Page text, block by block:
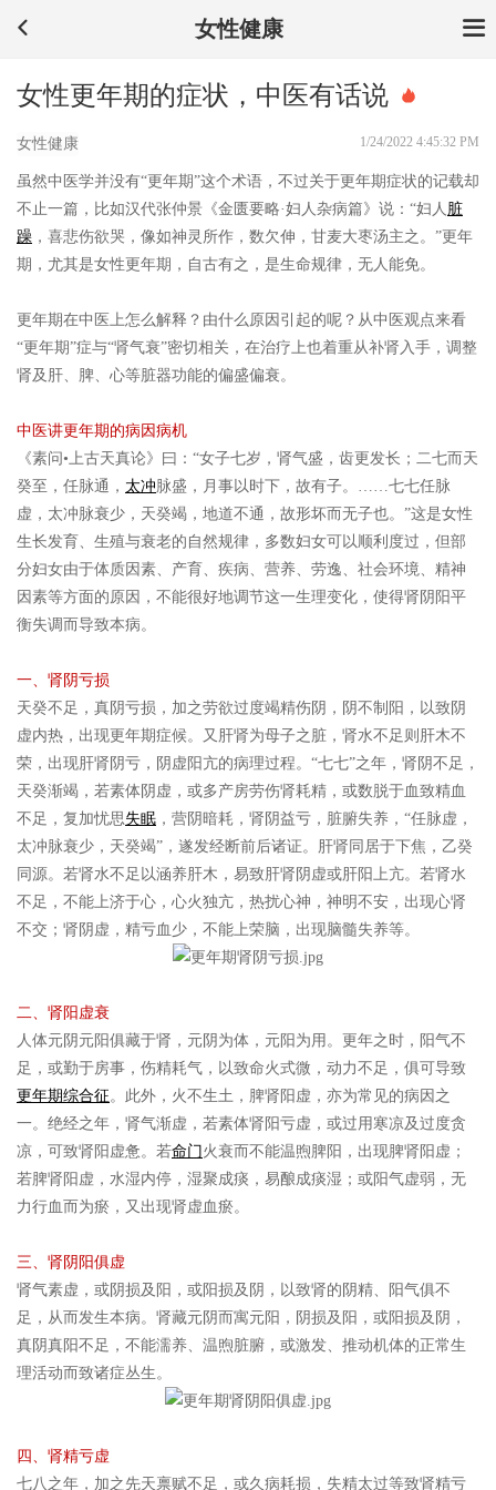
女性健康
​女性更年期的症状，中医有话说
女性健康 1/24/2022 4:45:32 PM
虽然中医学并没有“更年期”这个术语，不过关于更年期症状的记载却
不止一篇，比如汉代张仲景《金匮要略·妇人杂病篇》说：“妇人 脏
躁 ，喜悲伤欲哭，像如神灵所作，数欠伸，甘麦大枣汤主之。”更年
期，尤其是女性更年期，自古有之，是生命规律，无人能免。
更年期在中医上怎么解释？由什么原因引起的呢？从中医观点来看
“更年期”症与“肾气衰”密切相关，在治疗上也着重从补肾入手，调整
肾及肝、脾、心等脏器功能的偏盛偏衰。
中医讲更年期的病因病机
《素问•上古天真论》曰：“女子七岁，肾气盛，齿更发长；二七而天
癸至，任脉通， 太冲脉盛，月事以时下，故有子。……七七任脉
虚，太冲脉衰少，天癸竭，地道不通，故形坏而无子也。”这是女性
生长发育、生殖与衰老的自然规律，多数妇女可以顺利度过，但部
分妇女由于体质因素、产育、疾病、营养、劳逸、社会环境、精神
因素等方面的原因，不能很好地调节这一生理变化，使得肾阴阳平
衡失调而导致本病。
一、肾阴亏损
天癸不足，真阴亏损，加之劳欲过度竭精伤阴，阴不制阳，以致阴
虚内热，出现更年期症候。又肝肾为母子之脏，肾水不足则肝木不
荣，出现肝肾阴亏，阴虚阳亢的病理过程。“七七”之年，肾阴不足，
天癸渐竭，若素体阴虚，或多产房劳伤肾耗精，或数脱于血致精血
不足，复加忧思失眠 ，营阴暗耗，肾阴益亏，脏腑失养，“任脉虚，
太冲脉衰少，天癸竭”，遂发经断前后诸证。肝肾同居于下焦，乙癸
同源。若肾水不足以涵养肝木，易致肝肾阴虚或肝阳上亢。若肾水
不足，不能上济于心，心火独亢，热扰心神，神明不安，出现心肾
不交；肾阴虚，精亏血少，不能上荣脑，出现脑髓失养等。
二、肾阳虚衰
人体元阴元阳俱藏于肾，元阴为体，元阳为用。更年之时，阳气不
足，或勤于房事，伤精耗气，以致命火式微，动力不足，俱可导致
更年期综合征。此外，火不生土，脾肾阳虚，亦为常见的病因之
一。绝经之年，肾气渐虚，若素体肾阳亏虚，或过用寒凉及过度贪
凉，可致肾阳虚惫。若命门 火衰而不能温煦脾阳，出现脾肾阳虚；
若脾肾阳虚，水湿内停，湿聚成痰，易酿成痰湿；或阳气虚弱，无
力行血而为瘀，又出现肾虚血瘀。
三、肾阴阳俱虚
肾气素虚，或阴损及阳，或阳损及阴，以致肾的阴精、阳气俱不
足，从而发生本病。肾藏元阴而寓元阳，阴损及阳，或阳损及阴，
真阴真阳不足，不能濡养、温煦脏腑，或激发、推动机体的正常生
理活动而致诸症丛生。
四、肾精亏虚
七八之年，加之先天禀赋不足，或久病耗损，失精太过等致肾精亏